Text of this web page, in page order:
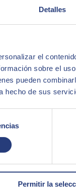
Detalles
el
sobre el
pueden
hecho de sus
Permitir la